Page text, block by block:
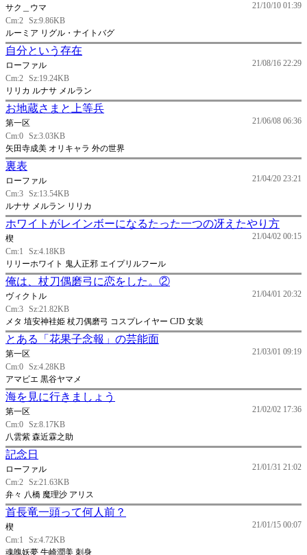
21/10/10 01:39
サク＿ウマ
Cm:2 Sz:9.86KB
ルーミア リグル・ナイトバグ
自分という存在
21/08/16 22:29
ローファル
Cm:2 Sz:19.24KB
リリカ ルナサ メルラン
お地蔵さまと上等兵
21/06/08 06:36
第一区
Cm:0 Sz:3.03KB
矢田寺成美 オリキャラ 外の世界
裏表
21/04/20 23:21
ローファル
Cm:3 Sz:13.54KB
ルナサ メルラン リリカ
ホワイトがレインボーになるたった一つの冴えたやり方
21/04/02 00:15
楔
Cm:1
Sz:4.18KB
リリーホワイト 鬼人正邪 エイプリルフール
俺は、杖刀偶磨弓に恋をした。②
21/04/01 20:32
ヴィクトル
Cm:3 Sz:21.82KB
メタ 埴安神袿姫 杖刀偶磨弓 コスプレイヤー CJD 女装
とある「花果子念報」の芸能面
21/03/01 09:19
第一区
Cm:0 Sz:4.28KB
アマビエ 黒谷ヤマメ
海を見に行きましょう
21/02/02 17:36
第一区
Cm:0 Sz:8.17KB
八雲紫 森近霖之助
記念日
21/01/31 21:02
ローファル
Cm:2 Sz:21.63KB
弁々 八橋 魔理沙 アリス
首長竜一頭って何人前？
21/01/15 00:07
楔
Cm:1
Sz:4.72KB
魂魄妖夢 牛崎潤美 刺身